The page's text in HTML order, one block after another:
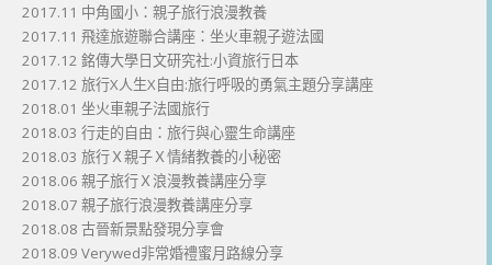
2017.11 中角國小：親子旅行浪漫教養
2017.11 飛達旅遊聯合講座：坐火車親子遊法國
2017.12 銘傳大學日文研究社:小資旅行日本
2017.12 旅行X人生X自由:旅行呼吸的勇氣主題分享講座
2018.01 坐火車親子法國旅行
2018.03 行走的自由：旅行與心靈生命講座
2018.03 旅行Ｘ親子Ｘ情緒教養的小秘密
2018.06 親子旅行Ｘ浪漫教養講座分享
2018.07 親子旅行浪漫教養講座分享
2018.08 古晉新景點發現分享會
2018.09 Verywed非常婚禮蜜月路線分享